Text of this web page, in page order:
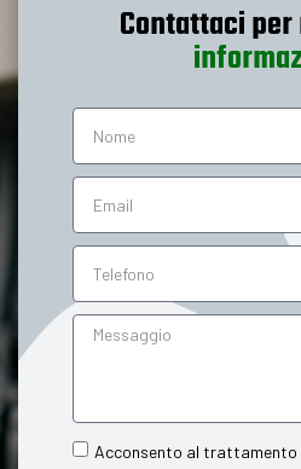
Contattaci
npr
Acconsento al trattamento